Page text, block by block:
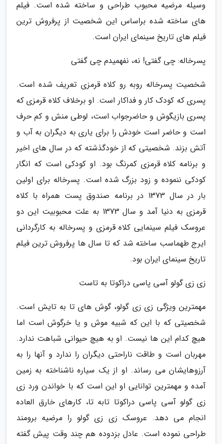
وسیله مرضیه محبوب طراحی و ساخته شده است. فیلم
های ساخته شده براساس این شخصیت از پرفروش ترین
فیلم های تاریخ سینمای ایران است.
پسرخاله: چی گفتی! نه، نفهمیدم چی گفتی
شخصیت پسرخاله روبه رو کلاه قرمزی تعریف شده است.
پسری که کودک کار و فداکار است. او برخلاف کلاه قرمزی که
پسری بازیگوش و حاضرجواب است، لوطی منش و کم حرف
است و حاضر است خودش را برای یاری به دیگران به آب و
آتش بزند. شخصیتی که از خودگذشته که در سال های اخیر
و برنامه کلاه قرمزی کمرنگ بود. او کودکی است که انگار
کودکی ننموده و زود بزرگ شده است. پسرخاله برای اولین
بار در سال 1373 در برنامه صندوق پست همراه با کلاه
قرمزی به دنیا آمد و سال 1373 به علت محبوبیت این دو
عروسک فیلم سینمایی کلاه قرمزی و پسرخاله به کارگردانی
ایرج طهماسب ساخته شد که تا سال ها پرفروش ترین فیلم
تاریخ سینمای ایران بود.
زی زی گولو آسی پاسی دراکوتا به تاست
مهمترین ویژگی زی زی گولو، گوش های تا به تایش است.
شخصیتی که با این که شبیه موش و یا خرگوش است اما
هیچ کدام این ها نیست. او به هیچ حیوانی شباهت ندارد.
مهربان است و طاقت ناراحتی دیگران را ندارد و آنها را به
آرزوهایشان می رساند. او از یک سیاره ناشناخته به زمین
آمده و مهمترین توانایی او این است که با خواندن ورد زی
زی گولو آسی پاسی دراکوتا تابه تا، کارهای خارق العاده
انجام می دهد. عروسک زی زی گولو را مرضیه برومند
طراحی نموده است. عادل بزدوده هم چند وقت پیش گفته